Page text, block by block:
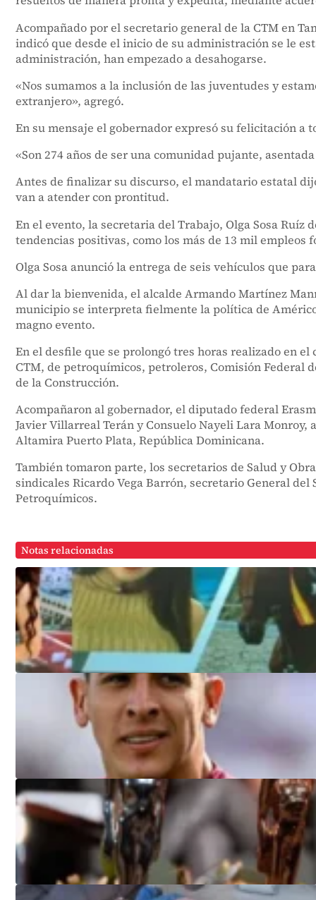
Acompañado por el secretario general de la CTM en
indicó que desde el inicio de su administración se le
administración, han empezado a desahogarse.
«Nos sumamos a la inclusión de las juventudes y
extranjero», agregó.
En su mensaje el gobernador expresó su felicitación a
«Son 274 años de ser una comunidad pujante,
Antes de finalizar su discurso, el mandatario estatal
van a atender con prontitud.
En el evento, la secretaria del Trabajo, Olga Sosa
tendencias positivas, como los más de 13 mil
Olga Sosa anunció la entrega de seis vehículos que
Al dar la bienvenida, el alcalde Armando Martínez
municipio se interpreta fielmente la política de
magno evento.
En el desfile que se prolongó tres horas realizado en
CTM, de petroquímicos, petroleros, Comisión Federal
de la Construcción.
Acompañaron al gobernador, el diputado federal
Javier Villarreal Terán y Consuelo Nayeli Lara
Altamira Puerto Plata, República Dominicana.
También tomaron parte, los secretarios de Salud y
sindicales Ricardo Vega Barrón, secretario General
Petroquímicos.
Notas relacionadas